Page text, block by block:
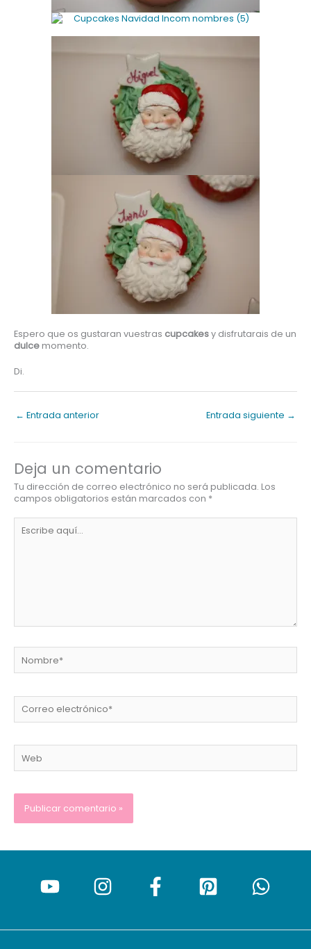
Espero que os gustaran vuestras cupcakesy disfrutarais de un
dulcemomento.
Di.
← Entrada anterior Entrada siguiente →
Deja un comentario
Tu dirección de correo electrónico no será publicada. Los
campos obligatorios están marcados con *
aquí...
electrónico*